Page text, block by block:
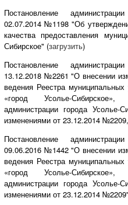
Постановление
02.07.2014 №1198 "Об
качества предоставления
Сибирское" (загрузить)
Постановление
13.12.2018 №2261 "О внесении
ведения Реестра муниципальных
«город Усолье-Сибирское»,
администрации города
изменениями от 23.12.2014
Постановление
09.06.2016 №1442 "О внесении
ведения Реестра муниципальных
«город Усолье-Сибирское»,
администрации города
изменениями от 23.12.2014